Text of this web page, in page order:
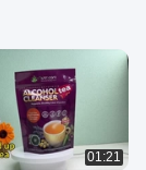
01:21